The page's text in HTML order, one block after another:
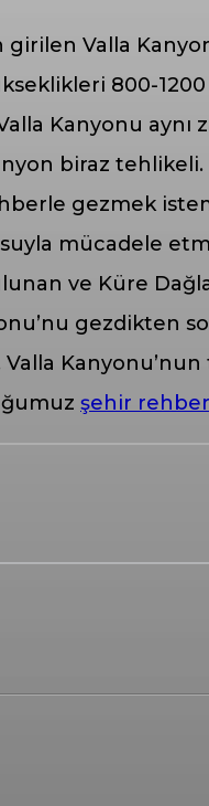
Valla
800-
Kanyonu aynı
biraz
gezmek
mücadele
ve Küre
gezdikten
Kanyonu’nun
şehir